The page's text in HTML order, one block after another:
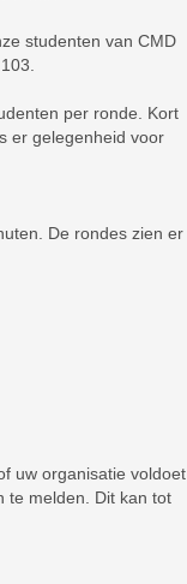
studenten van CMD
per ronde. Kort
er gelegenheid voor
De rondes zien er
uw organisatie voldoet
te melden. Dit kan tot